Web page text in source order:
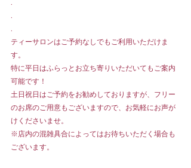
.
.
.
ティーサロンはご予約なしでもご利用いただけま
す。
特に平日はふらっとお立ち寄りいただいてもご案内
可能です！
土日祝日はご予約をお勧めしておりますが、フリー
のお席のご用意もございますので、お気軽にお声が
けくださいませ。
※店内の混雑具合によってはお待ちいただく場合も
ございます。